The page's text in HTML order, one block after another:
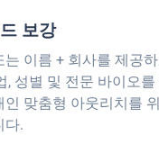
보강
는 이름 + 회사를 제공
, 성별 및 전문 바이오를
맞춤형 아웃리치를
다.